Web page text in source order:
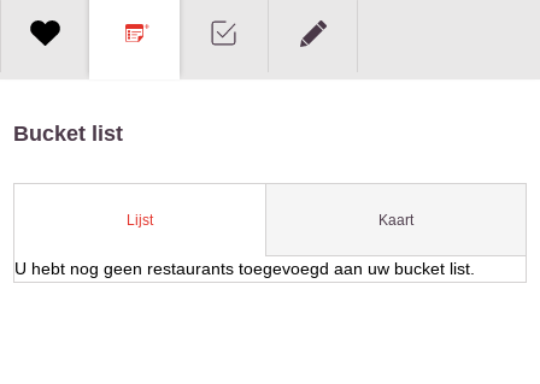
Bucket list
Lijst Kaart
U hebt nog geen restaurants toegevoegd aan uw bucket list.